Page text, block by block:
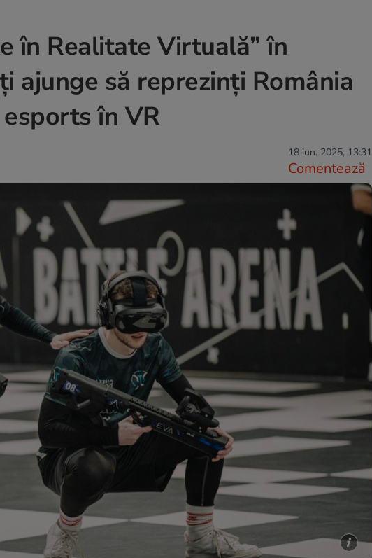
în Realitate Virtuală” în
ajunge să reprezinți România
în VR
18 iun. 2025, 13:31
Comentează